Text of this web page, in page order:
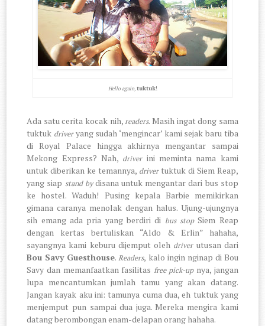
Hello again,tuktuk!
Ada satu cerita kocak nih,readers. Masih ingat dong sama
tuktuk driveryang sudah ‘mengincar’ kami sejak baru tiba
di Royal Palace hingga akhirnya mengantar sampai
Mekong Express? Nah, driver ini meminta nama kami
untuk diberikan ke temannya, driver tuktuk di Siem Reap,
yang siap stand bydisana untuk mengantar dari bus stop
ke hostel. Waduh! Pusing kepala Barbie memikirkan
gimana caranya menolak dengan halus. Ujung-ujungnya
sih emang ada pria yang berdiri di bus stopSiem Reap
dengan kertas bertuliskan “Aldo & Erlin” hahaha,
sayangnya kami keburu dijemput oleh driver utusan dari
Bou Savy Guesthouse.Readers, kalo ingin nginap di Bou
Savy dan memanfaatkan fasilitas free pick-up nya, jangan
lupa mencantumkan jumlah tamu yang akan datang.
Jangan kayak aku ini: tamunya cuma dua, eh tuktuk yang
menjemput pun sampai dua juga. Mereka mengira kami
datang berombongan enam-delapan orang hahaha.